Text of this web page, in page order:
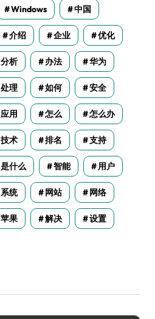
Windows 中国
介绍 企业 优化
分析 办法 华为
处理 如何 安全
应用 怎么 怎么办
技术 排名 支持
是什么 智能 用户
系统 网站 网络
苹果 解决 设置